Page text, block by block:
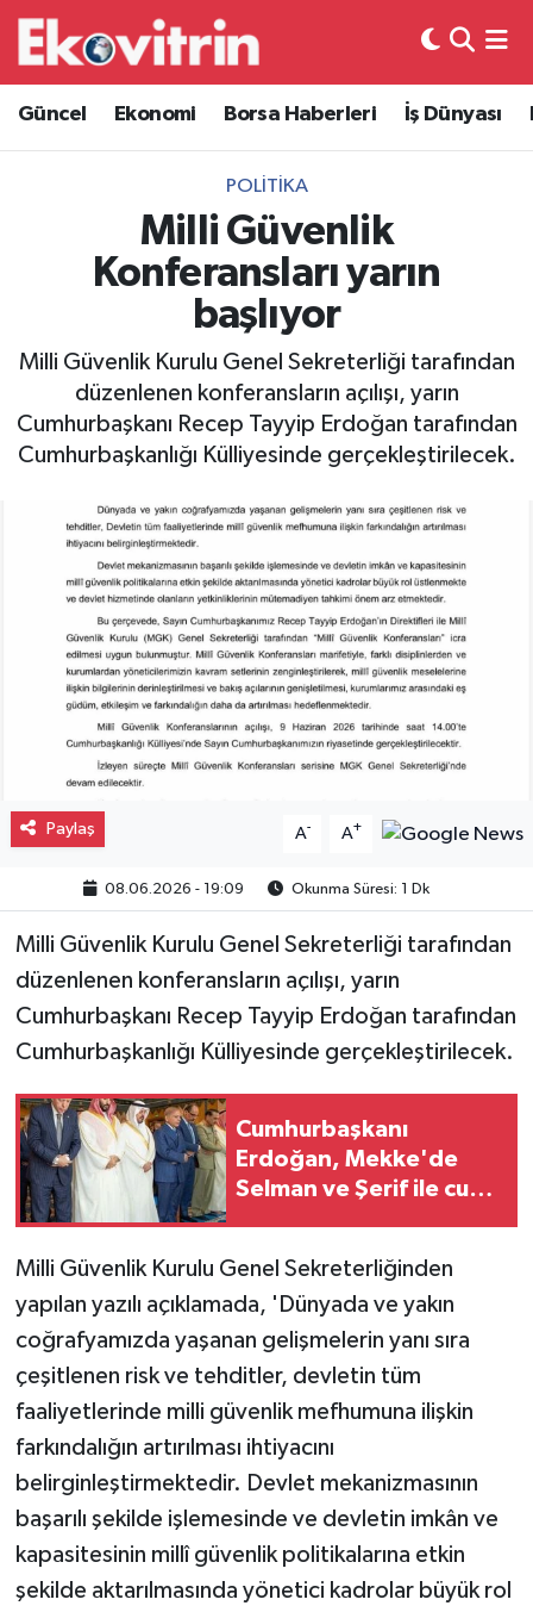
Güncel Ekonomi Borsa Haberleri İş Dünyası
POLITIKA
Milli Güvenlik
Konferansları yarın
başlıyor
Milli Güvenlik Kurulu Genel Sekreterliği tarafından
düzenlenen konferansların açılışı, yarın
Cumhurbaşkanı Recep Tayyip Erdoğan tarafından
Cumhurbaşkanlığı Külliyesinde gerçekleştirilecek.
Paylaş A- A+
08.06.2026 - 19:09 Okunma Süresi: 1 Dk
Milli Güvenlik Kurulu Genel Sekreterliği tarafından
düzenlenen konferansların açılışı, yarın
Cumhurbaşkanı Recep Tayyip Erdoğan tarafından
Cumhurbaşkanlığı Külliyesinde gerçekleştirilecek.
Cumhurbaşkanı
Erdoğan, Mekke'de
Selman ve Şerif ile cuma
Milli Güvenlik Kurulu Genel Sekreterliğinden
yapılan yazılı açıklamada, 'Dünyada ve yakın
coğrafyamızda yaşanan gelişmelerin yanı sıra
çeşitlenen risk ve tehditler, devletin tüm
faaliyetlerinde milli güvenlik mefhumuna ilişkin
farkındalığın artırılması ihtiyacını
belirginleştirmektedir. Devlet mekanizmasının
başarılı şekilde işlemesinde ve devletin imkân ve
kapasitesinin millî güvenlik politikalarına etkin
şekilde aktarılmasında yönetici kadrolar büyük rol
Güncel
Ekonomi
Borsa Haberleri
İş Dünyası
Otovitrin
Asayiş
Magazin
Gayrimenkul
Spor
Eğitim
Hava Durumu
Trafik Durumu
Süper Lig Puan Durumu ve Fikstür
Tüm Manşetler
Son Dakika Haberleri
Haber Arşivi